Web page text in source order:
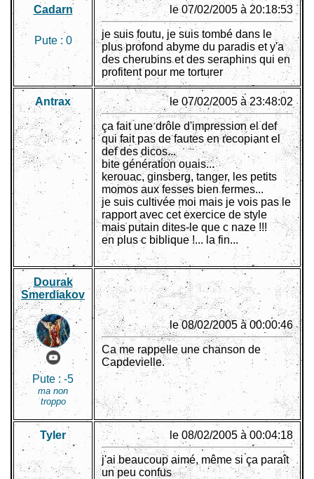
Cadarn
Pute : 0
le 07/02/2005 à 20:18:53
je suis foutu, je suis tombé dans le
plus profond abyme du paradis et y'a
des cherubins et des seraphins qui en
profitent pour me torturer
Antrax le 07/02/2005 à 23:48:02
ça fait une drôle d'impression el def
qui fait pas de fautes en recopiant el
def des dicos...
bite génération ouais...
kerouac, ginsberg, tanger, les petits
momos aux fesses bien fermes...
je suis cultivée moi mais je vois pas le
rapport avec cet exercice de style
mais putain dites-le que c naze !!!
en plus c biblique !... la fin...
Dourak
Smerdiakov
Pute : -5
ma non
troppo
le 08/02/2005 à 00:00:46
Ca me rappelle une chanson de
Capdevielle.
Tyler le 08/02/2005 à 00:04:18
j'ai beaucoup aimé, même si ça paraît
un peu confus